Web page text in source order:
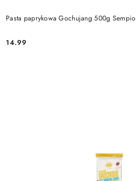
Pasta paprykowa Gochujang 500g Sempio
Cena:
14.99